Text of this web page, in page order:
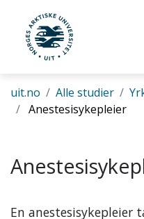
Gå til hovedinnhold
UiT Norges
uit.no Alle studier
Anestesisykepleier
En anestesisykepleier